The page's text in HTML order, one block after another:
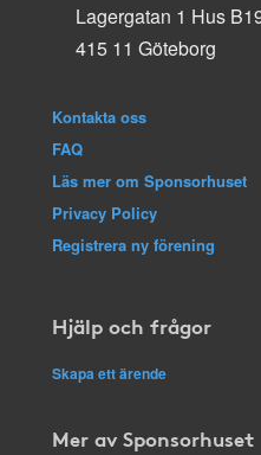
Lagergatan 1 Hus
415 11 Göteborg
Kontakta oss
FAQ
Läs mer om Sponsorhuset
Privacy Policy
Registrera ny förening
Hjälp och frågor
Skapa ett ärende
Mer av Sponsorhuset